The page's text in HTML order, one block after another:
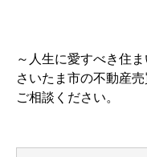
～人生に愛すべき住ま
さいたま市の不動産
ご相談ください。